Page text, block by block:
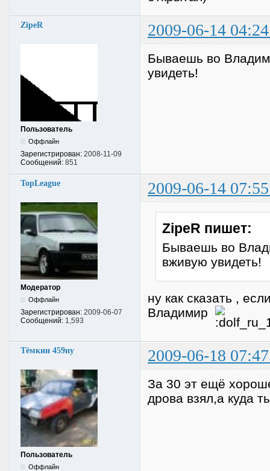
ZipeR 2009-06-14
Пользователь
Оффлайн
Зарегистрирован: 2008-11-09
Сообщений: 851
Бываешь во
увидеть!
TopLeague 2009-06-14
Модератор
Оффлайн
Зарегистрирован: 2009-06-07
Сообщений: 1,593
ZipeR пишет:
Бываешь во
вживую увидеть!
ну как сказать ,
Владимир
Тёмкин 459ну 2009-06-18
Пользователь
Оффлайн
За 30 эт ещё
дрова взял,а куда